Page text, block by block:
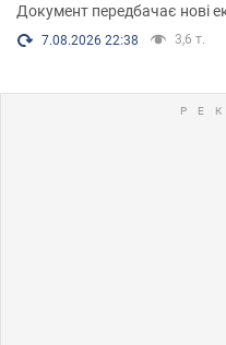
Документ передбачає нові
7.08.2026 22:38 3,6 т.